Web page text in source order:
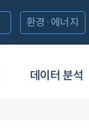
데이터 분석
환경·에너지